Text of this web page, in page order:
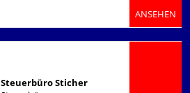
ANSEHEN
Steuerbüro Sticher